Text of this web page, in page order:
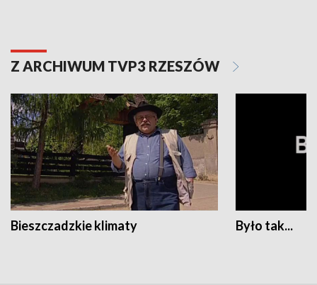
Z ARCHIWUM TVP3 RZESZÓW
Bieszczadzkie klimaty Było tak...